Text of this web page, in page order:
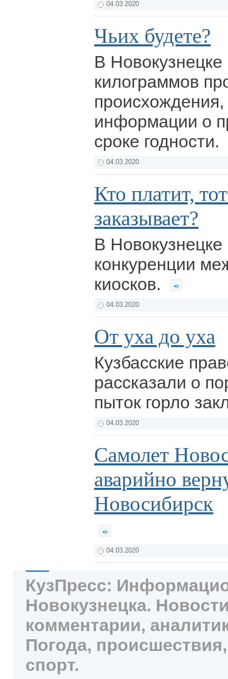
04.03.2020
Чьих будете?
В Новокузнецке
килограммов
информации о
сроке годности.
04.03.2020
Кто платит,
заказывает?
В
конкуренции
киосков.
04.03.2020
От уха до уха
Кузбасские
рассказали о
пыток горло
04.03.2020
Самолет
аварийно
Новосибирск
04.03.2020
КузПресс:
Новокузнецка.
комментарии,
Погода,
спорт.